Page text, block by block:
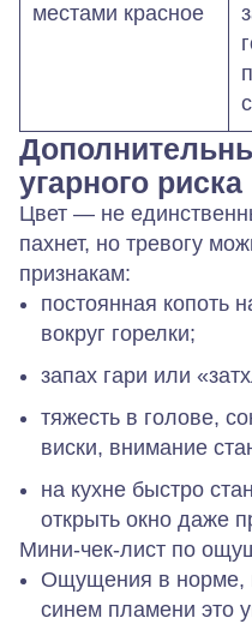
местами красное
угарного риска
Цвет — не
пахнет, но тревогу
признакам:
постоянная копоть
вокруг горелки;
запах гари или
тяжесть в голове,
виски, внимание
на кухне быстро
открыть окно даже
Мини‑чек‑лист по
Ощущения в норме,
синем пламени это